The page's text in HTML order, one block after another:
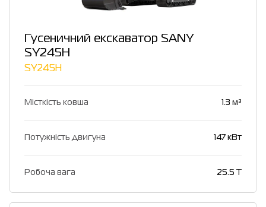
Гусеничний екскаватор SANY
SY245H
SY245H
Місткість ковша 1.3 м³
Потужність двигуна 147 кВт
Робоча вага 25.5 T